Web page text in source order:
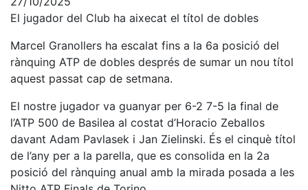
Junta
Comissions
i comités
Estructura
executiva
Fundació
Serveis
Instal·lacions
El jugador del Club ha aixecat el títol de dobles
Marcel Granollers ha escalat fins a la 6a posició del
rànquing ATP de dobles després de sumar un nou títol
aquest passat cap de setmana.
El nostre jugador va guanyar per 6-2 7-5 la final de
l’ATP 500 de Basilea al costat d’Horacio Zeballos
davant Adam Pavlasek i Jan Zielinski. És el cinquè títol
de l’any per a la parella, que es consolida en la 2a
posició del rànquing anual amb la mirada posada a les